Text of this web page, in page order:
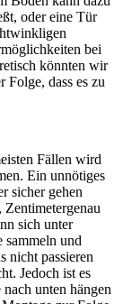
oder eine Tür
bei
könnten wir
Folge, dass es zu
Fällen wird
Ein unnötiges
sicher gehen
sich unter
sammeln und
nicht passieren
Jedoch ist es
unten hängen